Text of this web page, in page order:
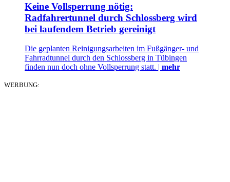
Keine Vollsperrung nötig:
Radfahrertunnel durch Schlossberg wird
bei laufendem Betrieb gereinigt
Die geplanten Reinigungsarbeiten im Fußgänger- und
Fahrradtunnel durch den Schlossberg in Tübingen
finden nun doch ohne Vollsperrung statt. | mehr
WERBUNG: